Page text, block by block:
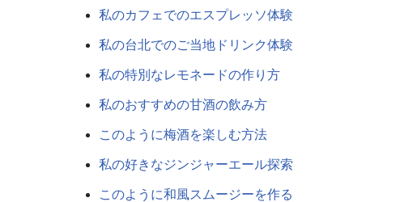
私のカフェでのエスプレッソ体験
私の台北でのご当地ドリンク体験
私の特別なレモネードの作り方
私のおすすめの甘酒の飲み方
このように梅酒を楽しむ方法
私の好きなジンジャーエール探索
このように和風スムージーを作る